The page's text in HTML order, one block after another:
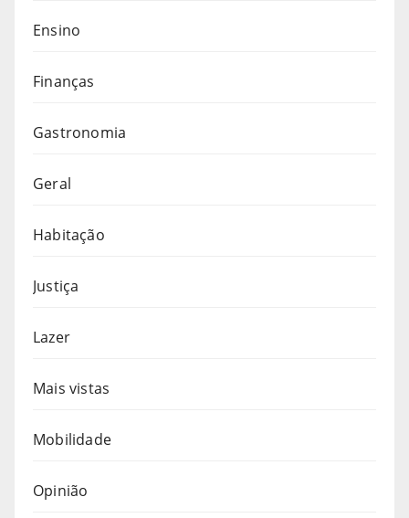
Ensino
Finanças
Gastronomia
Geral
Habitação
Justiça
Lazer
Mais vistas
Mobilidade
Opinião